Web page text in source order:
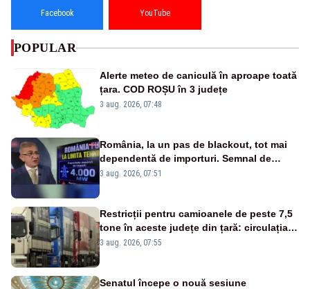
Facebook YouTube
POPULAR
Alerte meteo de caniculă în aproape toată
țara. COD ROȘU în 3 județe
3 aug. 2026, 07:48
România, la un pas de blackout, tot mai
dependentă de importuri. Semnal de
alarmă tras de un expert în energie
3 aug. 2026, 07:51
Restricții pentru camioanele de peste 7,5
tone în aceste județe din țară: circulația
este interzisă luni, între orele 12:00 și
3 aug. 2026, 07:55
Senatul începe o nouă sesiune